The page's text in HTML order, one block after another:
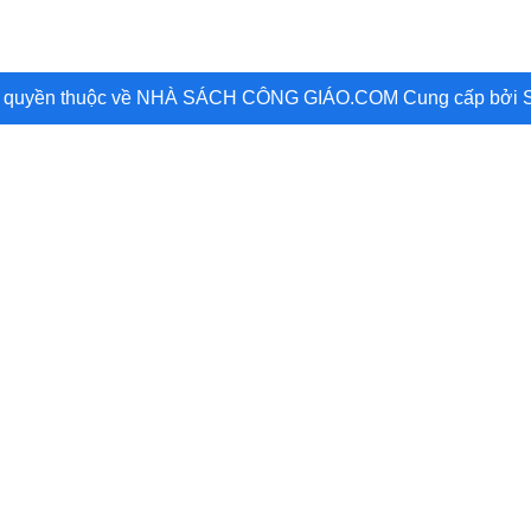
thuộc về NHÀ SÁCH CÔNG GIÁO.COM Cung cấp bởi